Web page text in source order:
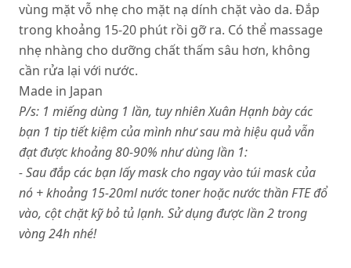
vùng mặt vỗ nhẹ cho mặt nạ dính chặt vào da. Đắp
trong khoảng 15-20 phút rồi gỡ ra. Có thể massage
nhẹ nhàng cho dưỡng chất thấm sâu hơn, không
cần rửa lại với nước.
Made in Japan
P/s: 1 miếng dùng 1 lần, tuy nhiên Xuân Hạnh bày các
bạn 1 tip tiết kiệm của mình như sau mà hiệu quả vẫn
đạt được khoảng 80-90% như dùng lần 1:
- Sau đắp các bạn lấy mask cho ngay vào túi mask của
nó + khoảng 15-20ml nước toner hoặc nước thần FTE đổ
vào, cột chặt kỹ bỏ tủ lạnh. Sử dụng được lần 2 trong
vòng 24h nhé!